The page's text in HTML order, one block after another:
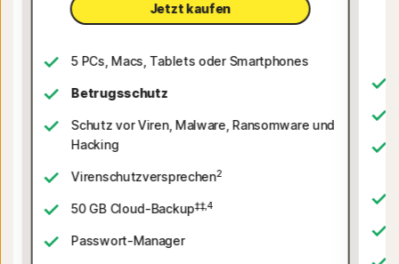
Jetzt kaufen
5 PCs, Macs, Tablets oder Smartphones
Betrugsschutz
Schutz vor Viren, Malware, Ransomware und
Hacking
Virenschutzversprechen2
50 GB Cloud-Backup‡‡,4
Passwort-Manager